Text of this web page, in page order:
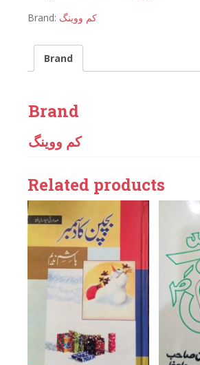
Brand: کم ووینگ
Brand
Brand
کم ووینگ
Related products